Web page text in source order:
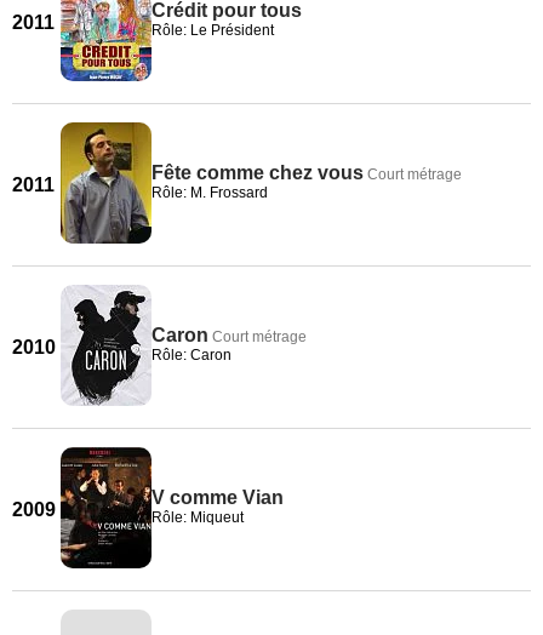
2011
Crédit pour tous
Rôle: Le Président
2011
Fête comme chez vous Court métrage
Rôle: M. Frossard
2010
Caron Court métrage
Rôle: Caron
2009
V comme Vian
Rôle: Miqueut